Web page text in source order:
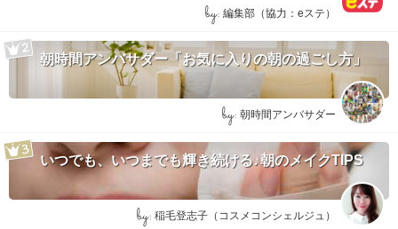
by: 編集部（協力：eステ）
朝時間アンバサダー「お気に入りの朝の過ごし方」
by: 朝時間アンバサダー
いつでも、いつまでも輝き続ける♪朝のメイクTIPS
by: 稲毛登志子（コスメコンシェルジュ）